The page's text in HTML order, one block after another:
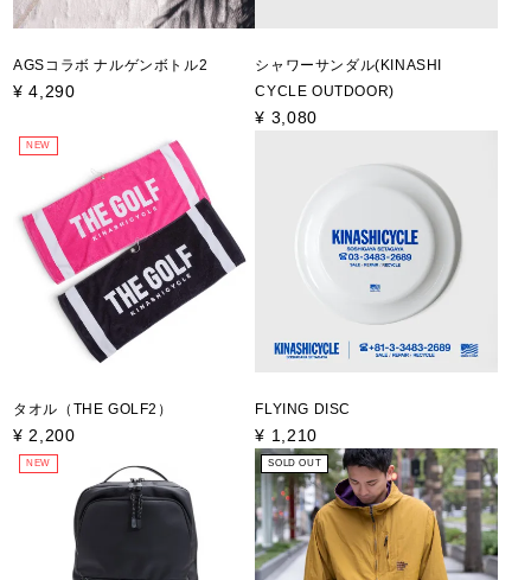
AGSコラボ ナルゲンボトル2
¥ 4,290
シャワーサンダル(KINASHI
CYCLE OUTDOOR)
¥ 3,080
NEW
タオル（THE GOLF2）
¥ 2,200
FLYING DISC
¥ 1,210
NEW SOLD OUT